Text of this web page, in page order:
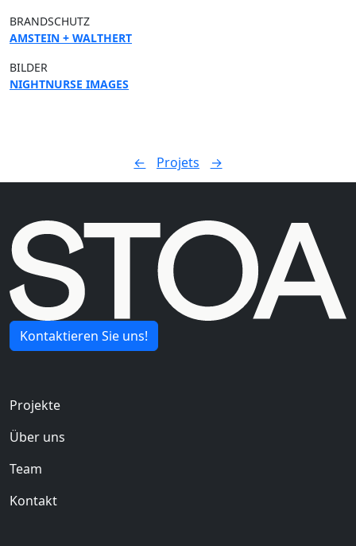
BRANDSCHUTZ
AMSTEIN + WALTHERT
BILDER
NIGHTNURSE IMAGES
← Projets →
Kontaktieren Sie uns!
Navigation principale
Projekte
Über uns
Team
Kontakt